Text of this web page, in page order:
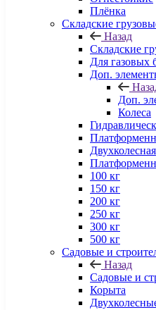
Плёнка
Складские
Назад
Складские
Для газовых
Доп.
Доп.
Колеса
Двухколесная
100 кг
150 кг
200 кг
250 кг
300 кг
500 кг
Садовые и
Назад
Садовые и
Корыта